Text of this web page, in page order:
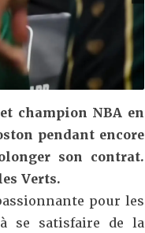
champion NBA en
pendant encore
son contrat.
Verts.
pour les
se satisfaire de la